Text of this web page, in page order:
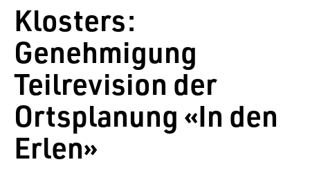
Klosters:
Genehmigung
Teilrevision der
Ortsplanung «In den
Erlen»